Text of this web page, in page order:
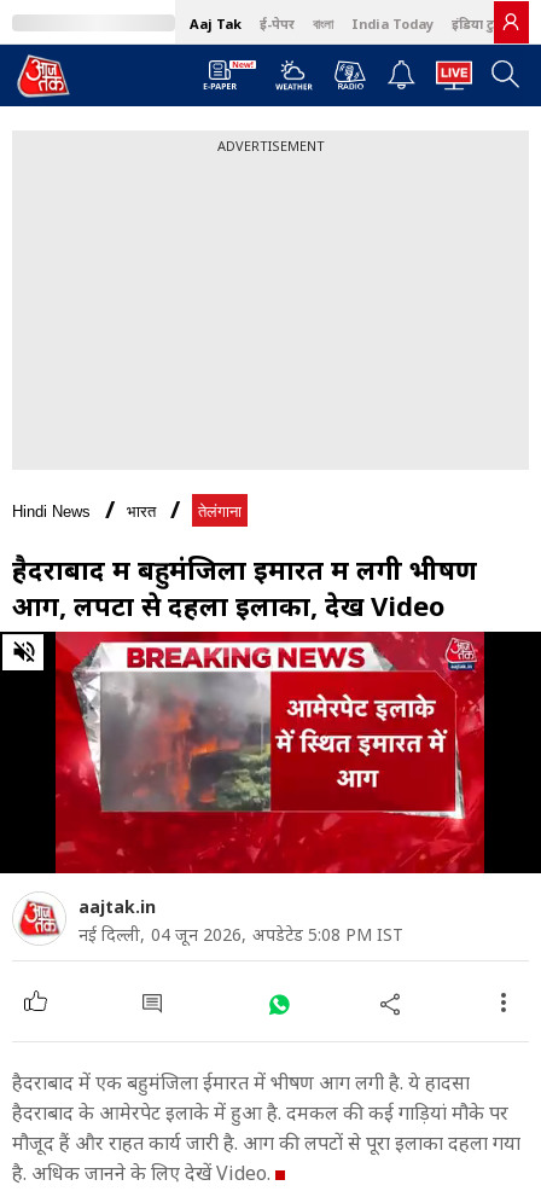
Aaj Tak ई-पेपर বাংলা India Today इंडिया टुडे हिंदी
ADVERTISEMENT
Hindi News भारत तेलंगाना
हैदराबाद में बहुमंजिला इमारत में लगी भीषण
आग, लपटों से दहला इलाका, देखें Video
0
of
minute,
aajtak.in
नई दिल्ली, 04 जून 2026, अपडेटेड 5:08 PM IST
हैदराबाद में एक बहुमंजिला ईमारत में भीषण आग लगी है. ये हादसा
हैदराबाद के आमेरपेट इलाके में हुआ है. दमकल की कई गाड़ियां मौके पर
मौजूद हैं और राहत कार्य जारी है. आग की लपटों से पूरा इलाका दहला गया
है. अधिक जानने के लिए देखें Video.